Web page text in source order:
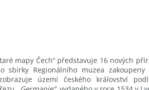
mapy Čech“ představuje 16 nových
sbírky Regionálního muzea zakoupeny
území českého království